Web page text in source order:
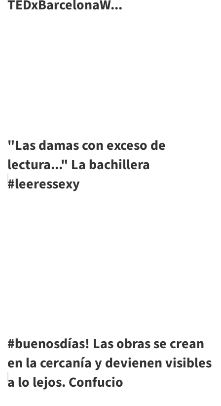
TEDxBarcelonaW...
"Las damas con exceso de
lectura..." La bachillera
#leeressexy
#buenosdías! Las obras se crean
en la cercanía y devienen visibles
a lo lejos. Confucio